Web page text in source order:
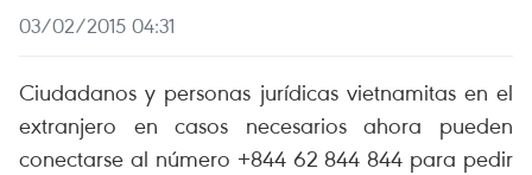
03/02/2015 04:31
Ciudadanos y personas jurídicas vietnamitas en el
extranjero en casos necesarios ahora pueden
conectarse al número +844 62 844 844 para pedir